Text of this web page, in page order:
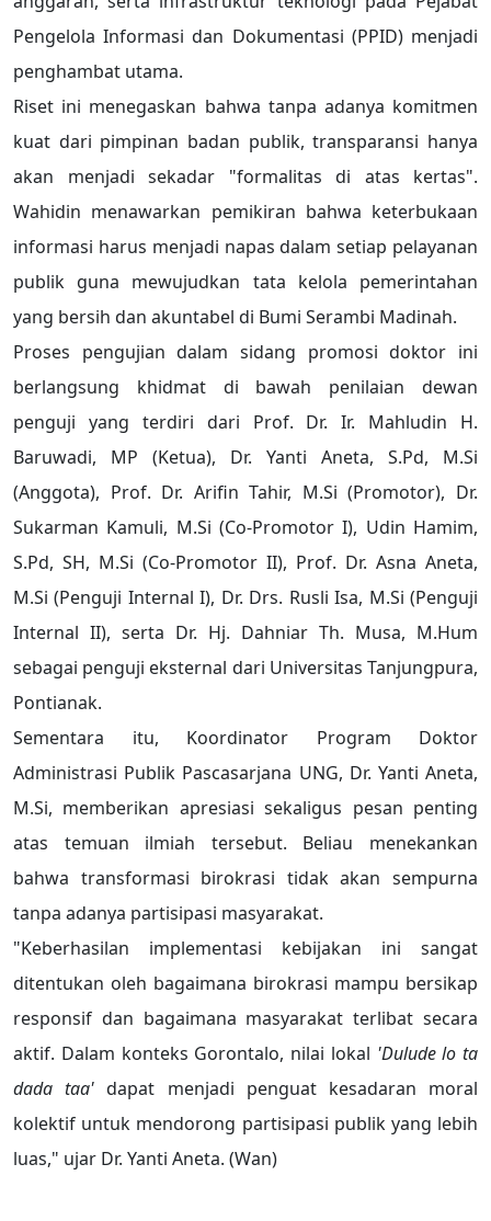
Pengelola Informasi dan Dokumentasi (PPID) menjadi
penghambat utama.
Riset ini menegaskan bahwa tanpa adanya komitmen
kuat dari pimpinan badan publik, transparansi hanya
akan menjadi sekadar "formalitas di atas kertas".
Wahidin menawarkan pemikiran bahwa keterbukaan
informasi harus menjadi napas dalam setiap pelayanan
publik guna mewujudkan tata kelola pemerintahan
yang bersih dan akuntabel di Bumi Serambi Madinah.
Proses pengujian dalam sidang promosi doktor ini
berlangsung khidmat di bawah penilaian dewan
penguji yang terdiri dari Prof. Dr. Ir. Mahludin H.
Baruwadi, MP (Ketua), Dr. Yanti Aneta, S.Pd, M.Si
(Anggota), Prof. Dr. Arifin Tahir, M.Si (Promotor), Dr.
Sukarman Kamuli, M.Si (Co-Promotor I), Udin Hamim,
S.Pd, SH, M.Si (Co-Promotor II), Prof. Dr. Asna Aneta,
M.Si (Penguji Internal I), Dr. Drs. Rusli Isa, M.Si (Penguji
Internal II), serta Dr. Hj. Dahniar Th. Musa, M.Hum
sebagai penguji eksternal dari Universitas Tanjungpura,
Pontianak.
Sementara itu, Koordinator Program Doktor
Administrasi Publik Pascasarjana UNG, Dr. Yanti Aneta,
M.Si, memberikan apresiasi sekaligus pesan penting
atas temuan ilmiah tersebut. Beliau menekankan
bahwa transformasi birokrasi tidak akan sempurna
tanpa adanya partisipasi masyarakat.
"Keberhasilan implementasi kebijakan ini sangat
ditentukan oleh bagaimana birokrasi mampu bersikap
responsif dan bagaimana masyarakat terlibat secara
aktif. Dalam konteks Gorontalo, nilai lokal 'Dulude lo ta
dada taa' dapat menjadi penguat kesadaran moral
kolektif untuk mendorong partisipasi publik yang lebih
luas," ujar Dr. Yanti Aneta. (Wan)